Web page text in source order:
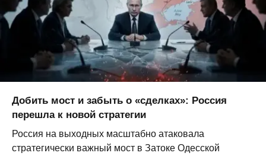
Добить мост и забыть о «сделках»: Россия
перешла к новой стратегии
Россия на выходных масштабно атаковала
стратегически важный мост в Затоке Одесской